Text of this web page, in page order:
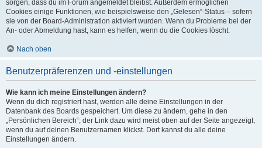
sorgen, dass du im Forum angemeldet bleibst. Außerdem ermöglichen
Cookies einige Funktionen, wie beispielsweise den „Gelesen“-Status – sofern
sie von der Board-Administration aktiviert wurden. Wenn du Probleme bei der
An- oder Abmeldung hast, kann es helfen, wenn du die Cookies löscht.
Nach oben
Benutzerpräferenzen und -einstellungen
Wie kann ich meine Einstellungen ändern?
Wenn du dich registriert hast, werden alle deine Einstellungen in der
Datenbank des Boards gespeichert. Um diese zu ändern, gehe in den
„Persönlichen Bereich“; der Link dazu wird meist oben auf der Seite angezeigt,
wenn du auf deinen Benutzernamen klickst. Dort kannst du alle deine
Einstellungen ändern.